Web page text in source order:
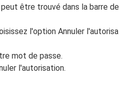
être trouvé dans la barre de
l'option Annuler
mot de passe.
l'autorisation.